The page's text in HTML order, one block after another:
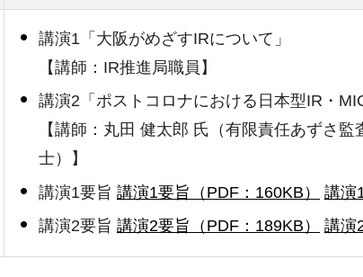
講演1「大阪がめざすIRについて」
【講師：IR推進局職員】
講演2「ポストコロナにおける日本型IR・
【講師：丸田 健太郎 氏（有限責任あずさ
士）】
講演1要旨 講演1要旨（PDF：160KB）
講演
講演2要旨 講演2要旨（PDF：189KB） 講演